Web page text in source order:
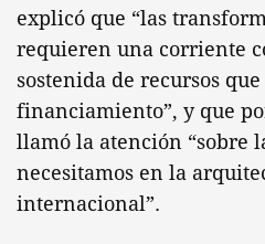
explicó que “las
requieren una corriente
sostenida de recursos
financiamiento”, y que
llamó la atención “sobre
necesitamos en la
internacional”.